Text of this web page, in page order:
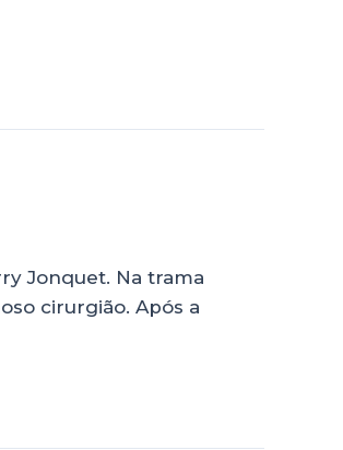
Jonquet. Na trama
cirurgião. Após a